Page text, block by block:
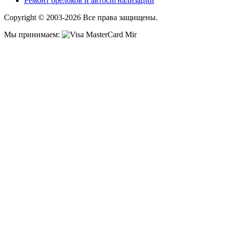
Copyright © 2003-2026 Все права защищены.
Мы принимаем: